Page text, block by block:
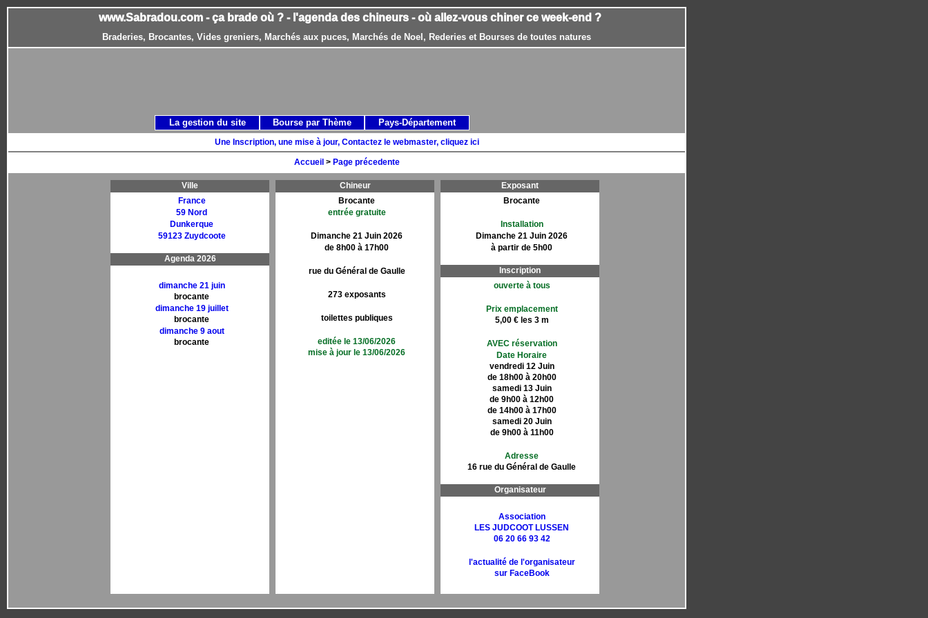
www.Sabradou.com - ça brade où ? - l'agenda des chineurs - où allez-vous chiner ce week-end ?
Braderies, Brocantes, Vides greniers, Marchés aux puces, Marchés de Noel, Rederies et Bourses de toutes natures
Une Inscription, une mise à jour, Contactez le webmaster, cliquez ici
Accueil > Page précedente
Ville
France
59 Nord
Dunkerque
59123 Zuydcoote
Agenda 2026
dimanche 21 juin
brocante
dimanche 19 juillet
brocante
dimanche 9 aout
brocante
Chineur
Brocante
entrée gratuite
Dimanche 21 Juin 2026
de 8h00 à 17h00
rue du Général de Gaulle
273 exposants
toilettes publiques
editée le 13/06/2026
mise à jour le 13/06/2026
Exposant
Brocante
Installation
Dimanche 21 Juin 2026
à partir de 5h00
Inscription
ouverte à tous
Prix emplacement
5,00 € les 3 m
AVEC réservation
Date Horaire
vendredi 12 Juin
de 18h00 à 20h00
samedi 13 Juin
de 9h00 à 12h00
de 14h00 à 17h00
samedi 20 Juin
de 9h00 à 11h00
Adresse
16 rue du Général de Gaulle
Organisateur
Association
LES JUDCOOT LUSSEN
06 20 66 93 42
l'actualité de l'organisateur
sur FaceBook
La gestion du site Bourse par Thème Pays-Département